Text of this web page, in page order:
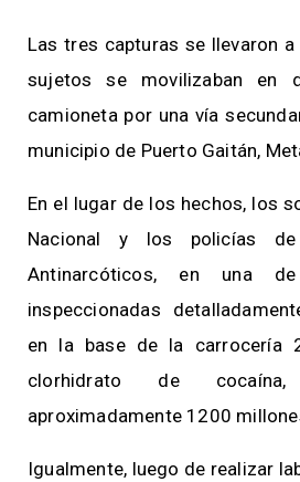
Las tres capturas se llevaron
sujetos se movilizaban en
camioneta por una vía
municipio de Puerto Gaitán,
En el lugar de los hechos, los
Nacional y los policías
Antinarcóticos, en una
inspeccionadas
en la base de la carrocería
clorhidrato de
aproximadamente 1200
Igualmente, luego de realizar